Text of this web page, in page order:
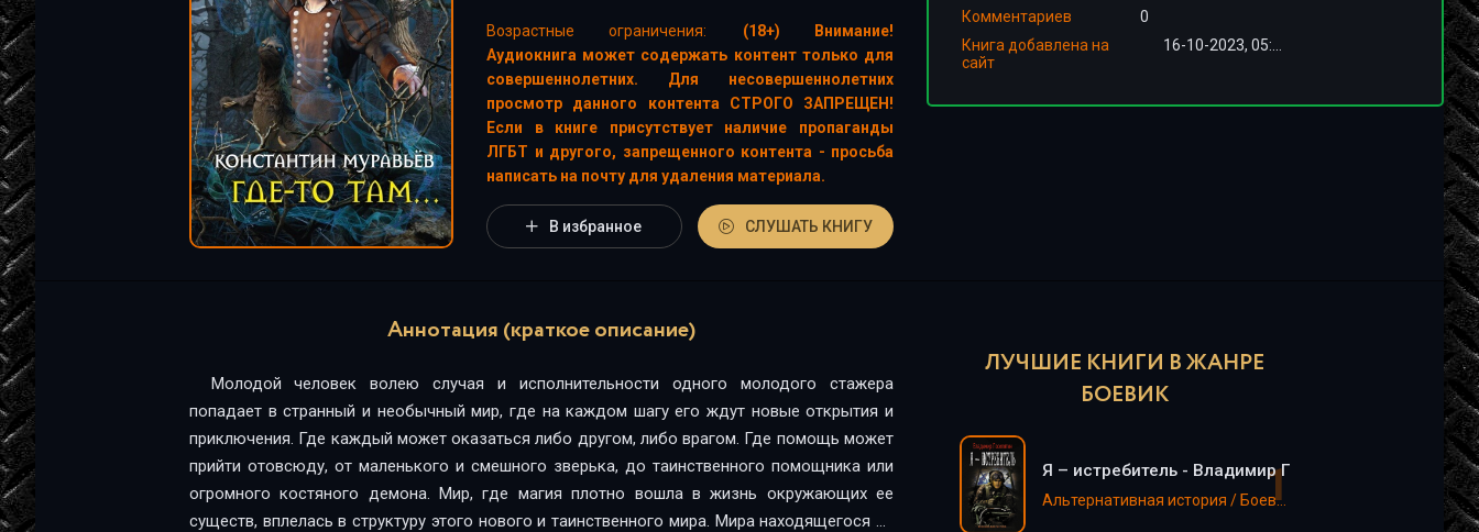
Возрастные ограничения:
(18+) Внимание!
Аудиокнига может содержать контент только для
совершеннолетних. Для несовершеннолетних
просмотр данного контента СТРОГО ЗАПРЕЩЕН!
Если в книге присутствует наличие пропаганды
ЛГБТ и другого, запрещенного контента - просьба
написать на почту для удаления материала.
В избранное СЛУШАТЬ КНИГУ
Комментариев
0
Книга добавлена на
сайт
Аннотация (краткое описание)
Молодой человек волею случая и исполнительности одного молодого стажера
попадает в странный и необычный мир, где на каждом шагу его ждут новые открытия и
приключения. Где каждый может оказаться либо другом, либо врагом. Где помощь может
прийти отовсюду, от маленького и смешного зверька, до таинственного помощника или
огромного костяного демона. Мир, где магия плотно вошла в жизнь окружающих ее
существ, вплелась в структуру этого нового и таинственного мира. Мира находящегося за
ЛУЧШИЕ КНИГИ В ЖАНРЕ
БОЕВИК
Я – истребитель - Владимир Поселягин
Альтернативная история / Боевик / Попаданцы / Фантастика, фэнтези